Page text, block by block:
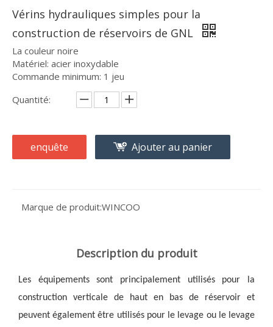
Vérins hydrauliques simples pour la
construction de réservoirs de GNL
La couleur noire
Matériel: acier inoxydable
Commande minimum: 1 jeu
Quantité:
enquête Ajouter au panier
Marque de produit:WINCOO
Description du produit
Les équipements sont principalement utilisés pour la
construction verticale de haut en bas de réservoir et
peuvent également être utilisés pour le levage ou le levage